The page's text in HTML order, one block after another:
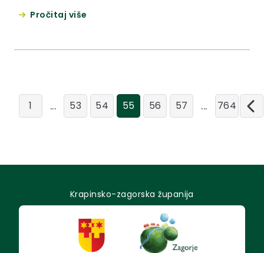
uslijedio blagoslov vozila te središnja svečanost u
Pročitaj više
1 ... 53 54 55 56 57 ... 764
Krapinsko-zagorska županija